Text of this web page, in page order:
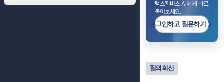
택스캔버스 AI에게 바로
물어보세요.
로그인하고 질문하기
질의회신